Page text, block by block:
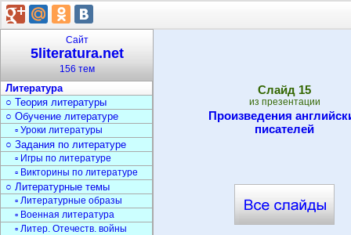
Cлайд 15
из презентации
Произведения
писателей
Сайт
5literatura.net
156 тем
Литература
○ Теория литературы
○ Обучение литературе
▫ Уроки литературы
○ Задания по литературе
▫ Игры по литературе
▫ Викторины по литературе
○ Литературные темы
▫ Литературные образы
▫ Военная литература
▫ Литер. Отечеств. войны